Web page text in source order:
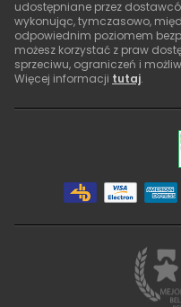
udostępniane przez
wykonując, tymczasowo,
odpowiednim poziomem
możesz korzystać z praw
sprzeciwu, ograniczeń i
Więcej informacji tutaj.